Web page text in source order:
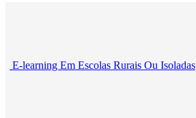
E-learning Em Escolas Rurais Ou Isoladas